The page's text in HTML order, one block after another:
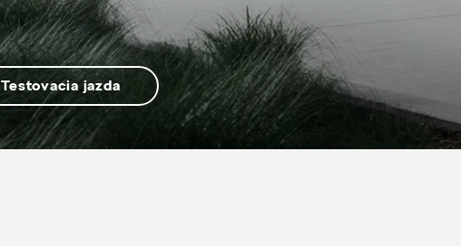
Testovacia jazda